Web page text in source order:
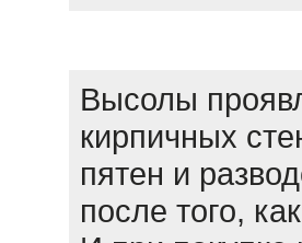
Высолы
кирпичных
пятен и
после того,